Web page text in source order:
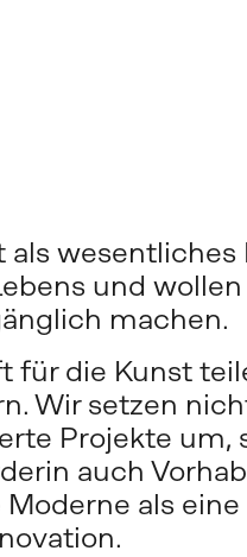
als
und wollen
machen.
für die Kunst
Wir setzen
Projekte um,
auch
als eine